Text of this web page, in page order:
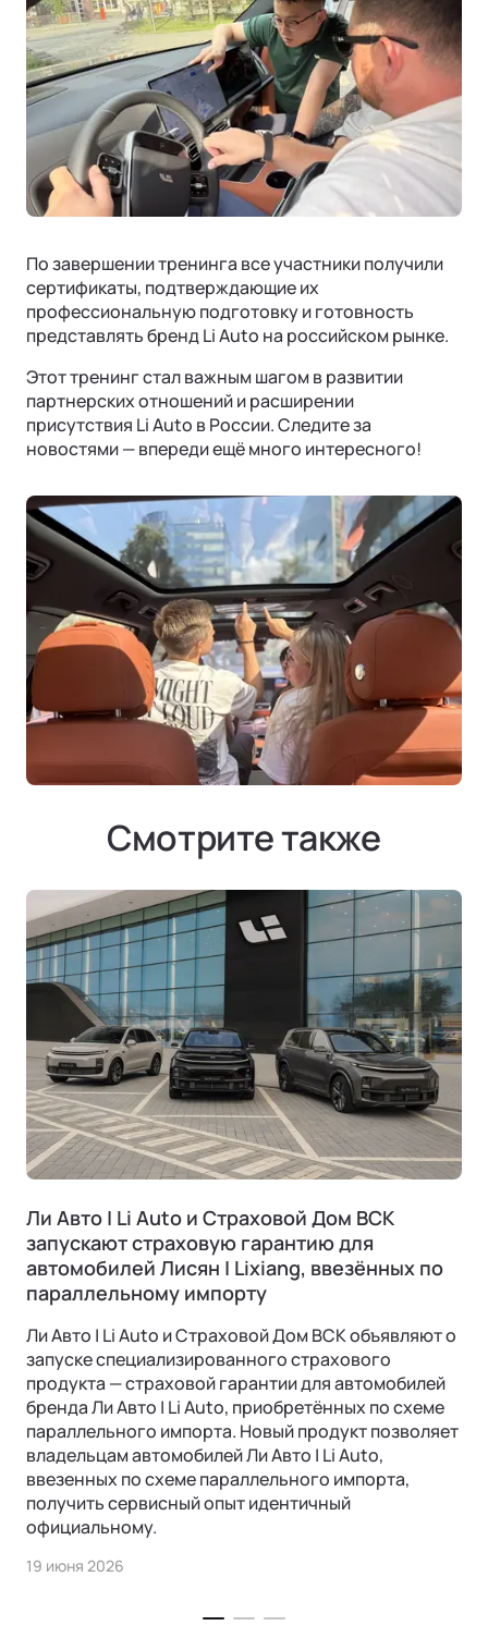
По завершении тренинга все участники получили
сертификаты, подтверждающие их
профессиональную подготовку и готовность
представлять бренд Li Auto на российском рынке.
Этот тренинг стал важным шагом в развитии
партнерских отношений и расширении
присутствия Li Auto в России. Следите за
новостями — впереди ещё много интересного!
Смотрите также
Ли Авто | Li Auto и Страховой Дом ВСК
запускают страховую гарантию для
автомобилей Лисян | Lixiang, ввезённых по
параллельному импорту
Ли Авто | Li Auto и Страховой Дом ВСК объявляют о
запуске специализированного страхового
продукта — страховой гарантии для автомобилей
бренда Ли Авто | Li Auto, приобретённых по схеме
параллельного импорта. Новый продукт позволяет
владельцам автомобилей Ли Авто | Li Auto,
ввезенных по схеме параллельного импорта,
получить сервисный опыт идентичный
официальному.
19 июня 2026